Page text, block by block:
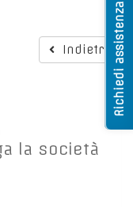
Richiedi assistenza
Indietro
la società